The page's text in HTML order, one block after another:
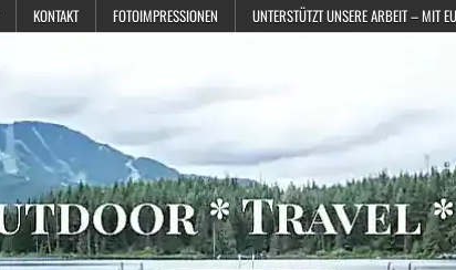
KONTAKT FOTOIMPRESSIONEN UNTERSTÜTZT UNSERE ARBEIT – MIT